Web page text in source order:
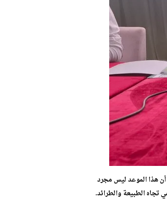
أن هذا الموعد ليس مجرد
تجاه الطبيعة والطرائد.